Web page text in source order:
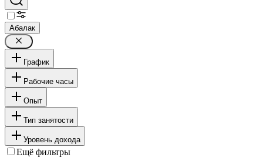
Абалак
График
Рабочие часы
Опыт
Тип занятости
Уровень дохода
Ещё фильтры